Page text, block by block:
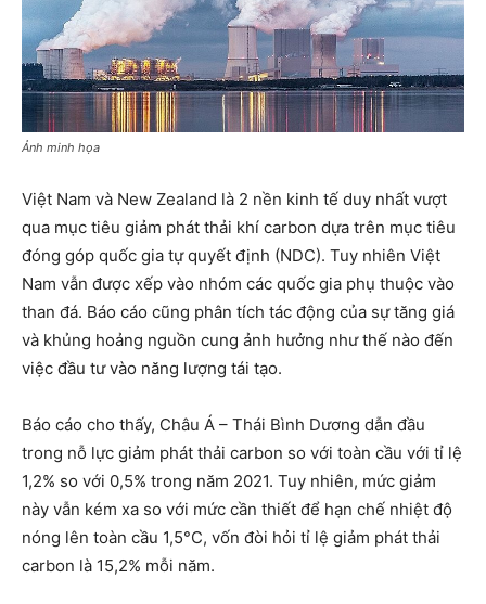
Ảnh minh họa
Việt Nam và New Zealand là 2 nền kinh tế duy nhất vượt
qua mục tiêu giảm phát thải khí carbon dựa trên mục tiêu
đóng góp quốc gia tự quyết định (NDC). Tuy nhiên Việt
Nam vẫn được xếp vào nhóm các quốc gia phụ thuộc vào
than đá. Báo cáo cũng phân tích tác động của sự tăng giá
và khủng hoảng nguồn cung ảnh hưởng như thế nào đến
việc đầu tư vào năng lượng tái tạo.
Báo cáo cho thấy, Châu Á – Thái Bình Dương dẫn đầu
trong nỗ lực giảm phát thải carbon so với toàn cầu với tỉ lệ
1,2% so với 0,5% trong năm 2021. Tuy nhiên, mức giảm
này vẫn kém xa so với mức cần thiết để hạn chế nhiệt độ
nóng lên toàn cầu 1,5°C, vốn đòi hỏi tỉ lệ giảm phát thải
carbon là 15,2% mỗi năm.